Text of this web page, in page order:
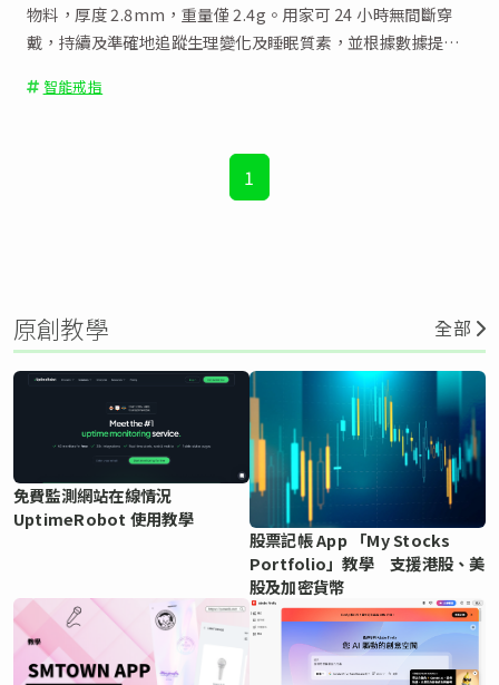
物料，厚度 2.8mm，重量僅 2.4g。用家可 24 小時無間斷穿
戴，持續及準確地追蹤生理變化及睡眠質素，並根據數據提出
智能戒指
1
原創教學 全部
免費監測網站在線情況
UptimeRobot 使用教學
股票記帳 App 「My Stocks
Portfolio」教學 支援港股、美
股及加密貨幣